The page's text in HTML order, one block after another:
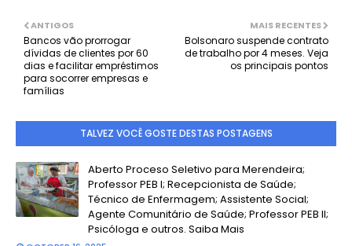
MAIS RECENTES
Bolsonaro suspende contrato
de trabalho por 4 meses. Veja
os principais pontos
ANTIGOS
Bancos vão prorrogar
dívidas de clientes por 60
dias e facilitar empréstimos
para socorrer empresas e
famílias
TALVEZ VOCÊ GOSTE DESTAS POSTAGENS
Aberto Proceso Seletivo para Merendeira;
Professor PEB I; Recepcionista de Saúde;
Técnico de Enfermagem; Assistente Social;
Agente Comunitário de Saúde; Professor PEB II;
Psicóloga e outros. Saiba Mais